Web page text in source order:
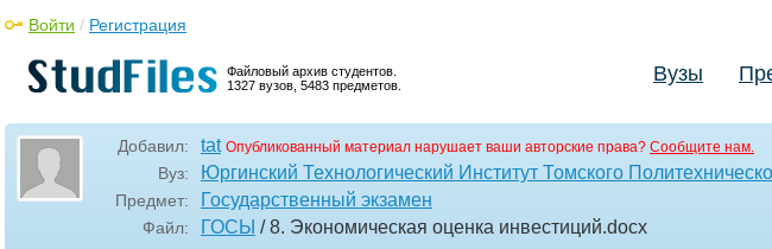
Файловый архив студентов.
1327 вузов, 5483 предметов.
Войти / Регистрация
Вузы
Добавил: tat Опубликованный материал нарушает ваши авторские права? Сообщите нам.
Вуз: Юргинский Технологический Институт Томского
Предмет: Государственный экзамен
Файл: ГОСЫ / 8. Экономическая оценка инвестиций.docx